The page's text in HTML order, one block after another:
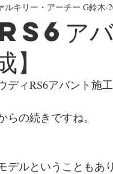
お客様
ア
ルキリー・アーチー G鈴木
ディRS6アバント施
の続きですね。
デルということも